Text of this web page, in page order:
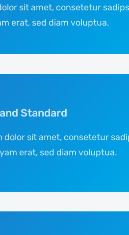
sit amet, consetetur
erat, sed diam voluptua.
Standard
dolor sit amet, consetetur
erat, sed diam voluptua.